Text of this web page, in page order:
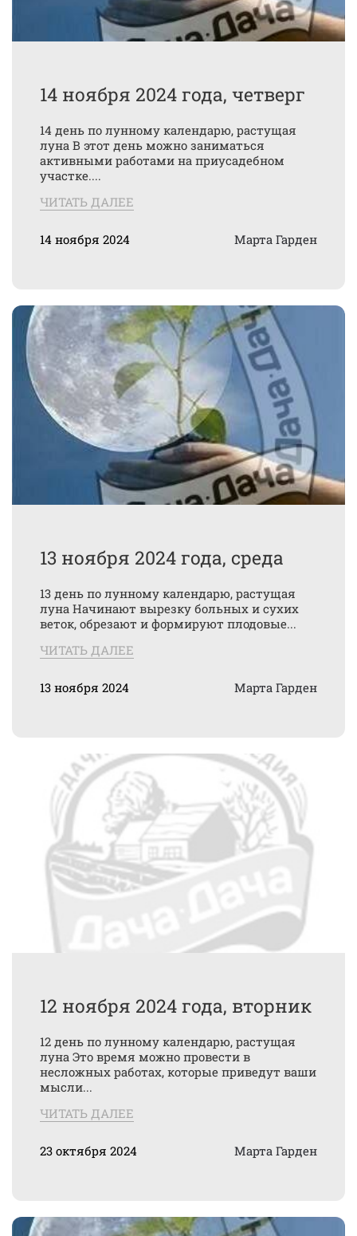
14 ноября 2024 года, четверг
14 день по лунному календарю, растущая
луна В этот день можно заниматься
активными работами на приусадебном
участке....
ЧИТАТЬ ДАЛЕЕ
14 ноября 2024 Марта Гарден
13 ноября 2024 года, среда
13 день по лунному календарю, растущая
луна Начинают вырезку больных и сухих
веток, обрезают и формируют плодовые...
ЧИТАТЬ ДАЛЕЕ
13 ноября 2024 Марта Гарден
12 ноября 2024 года, вторник
12 день по лунному календарю, растущая
луна Это время можно провести в
несложных работах, которые приведут ваши
мысли...
ЧИТАТЬ ДАЛЕЕ
23 октября 2024 Марта Гарден